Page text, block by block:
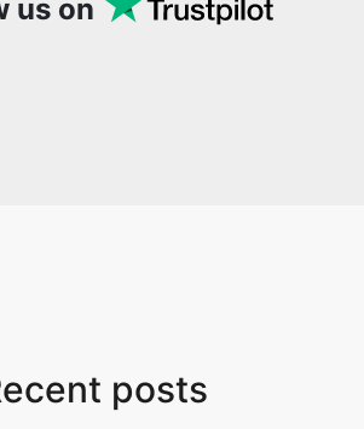
us on
posts